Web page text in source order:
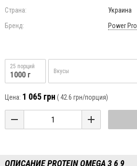
Страна:
Украина
Бренд:
Power Pro
25 порций
1000 г Вкусы
Цена: 1 065 грн (42.6 грн/порция)
ОПИСАНИЕ PROTEIN OMEGA 3 6 9